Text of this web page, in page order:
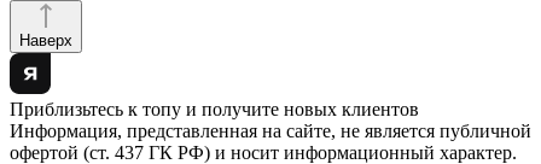
Наверх
Приблизьтесь к топу и получите новых клиентов
Информация, представленная на сайте, не является публичной
офертой (ст. 437 ГК РФ) и носит информационный характер.